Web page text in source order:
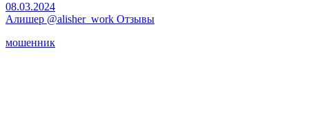
08.03.2024
Алишер @alisher_work Отзывы
мошенник